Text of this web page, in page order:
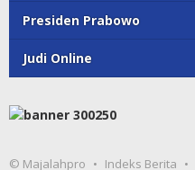
Presiden Prabowo
Judi Online
© Majalahpro Indeks Berita